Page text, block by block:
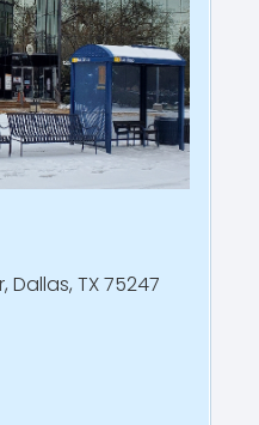
Dallas, TX 75247